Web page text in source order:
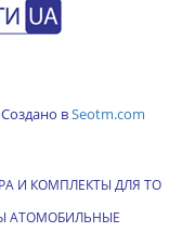
вSeotm.com
И КОМПЛЕКТЫ ДЛЯ ТО
АТОМОБИЛЬНЫЕ